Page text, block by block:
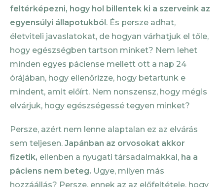
feltérképezni, hogy hol billentek ki a szerveink az
egyensúlyi állapotukból. És persze adhat,
életviteli javaslatokat, de hogyan várhatjuk el tőle,
hogy egészségben tartson minket? Nem lehet
minden egyes páciense mellett ott a nap 24
órájában, hogy ellenőrizze, hogy betartunk e
mindent, amit előírt. Nem nonszensz, hogy mégis
elvárjuk, hogy egészségessé tegyen minket?
Persze, azért nem lenne alaptalan ez az elvárás
sem teljesen. Japánban az orvosokat akkor
fizetik, ellenben a nyugati társadalmakkal, ha a
páciens nem beteg. Ugye, milyen más
hozzáállás? Persze, ennek az az előfeltétele, hogy